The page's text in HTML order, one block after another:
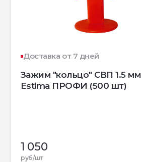
Доставка от 7 дней
Зажим "кольцо" СВП 1.5 мм
Estima ПРОФИ (500 шт)
1 050
руб/шт